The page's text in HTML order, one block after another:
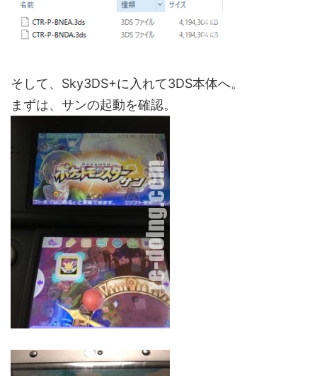
そして、Sky3DS+に入れて3DS本体へ。
まずは、サンの起動を確認。